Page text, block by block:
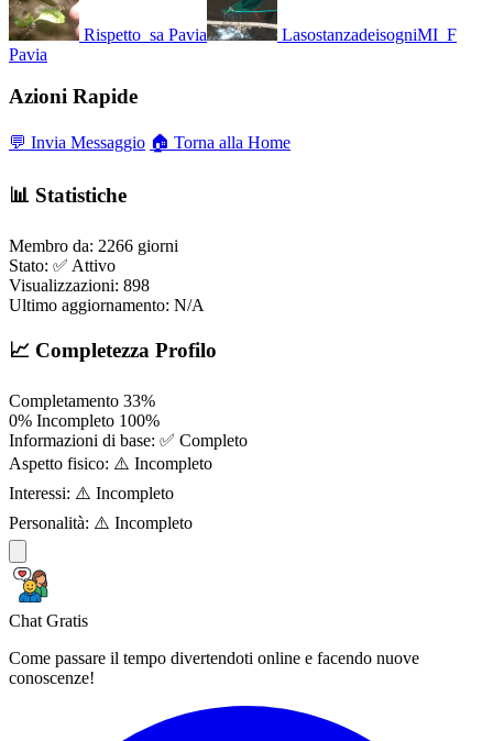
Rispetto_sa Pavia
LasostanzadeisogniMI_F
Pavia
Azioni Rapide
💬 Invia Messaggio 🏠 Torna alla Home
📊 Statistiche
Membro da: 2266 giorni
Stato: ✅ Attivo
Visualizzazioni: 898
Ultimo aggiornamento: N/A
📈 Completezza Profilo
Completamento 33%
0% Incompleto 100%
Informazioni di base: ✅ Completo
Aspetto fisico: ⚠️ Incompleto
Interessi: ⚠️ Incompleto
Personalità: ⚠️ Incompleto
Chat Gratis
Come passare il tempo divertendoti online e facendo nuove
conoscenze!